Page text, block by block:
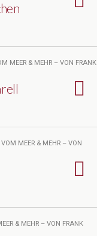
MEER & MEHR – VON FRANK
MEER & MEHR – VON
& MEHR – VON FRANK